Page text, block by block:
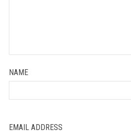
NAME
EMAIL ADDRESS